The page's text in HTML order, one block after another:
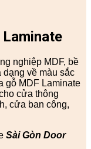
Laminate
nghiệp MDF, bề
về màu sắc
gỗ MDF Laminate
cửa thông
cửa ban công,
Sài Gòn Door